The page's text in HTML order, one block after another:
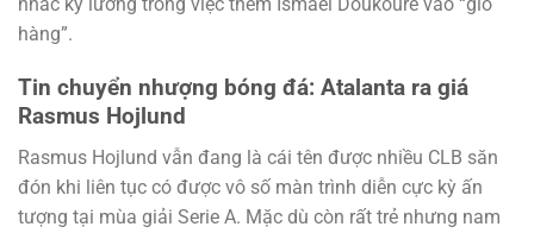
hàng”.
Tin chuyển nhượng bóng đá: Atalanta ra giá
Rasmus Hojlund
Rasmus Hojlund vẫn đang là cái tên được nhiều CLB săn
đón khi liên tục có được vô số màn trình diễn cực kỳ ấn
tượng tại mùa giải Serie A. Mặc dù còn rất trẻ nhưng nam